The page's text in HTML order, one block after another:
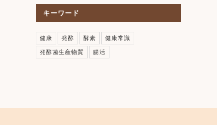
キーワード
健康 発酵 酵素 健康常識
発酵菌生産物質 腸活